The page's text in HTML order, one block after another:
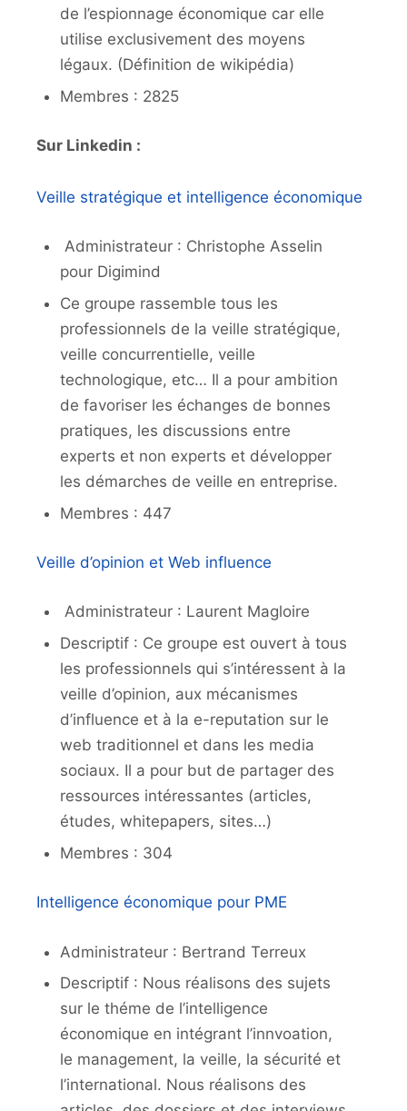
de l’espionnage économique car elle
utilise exclusivement des moyens
légaux. (Définition de wikipédia)
Membres : 2825
Sur Linkedin :
Veille stratégique et intelligence économique
Administrateur : Christophe Asselin
pour Digimind
Ce groupe rassemble tous les
professionnels de la veille stratégique,
veille concurrentielle, veille
technologique, etc… Il a pour ambition
de favoriser les échanges de bonnes
pratiques, les discussions entre
experts et non experts et développer
les démarches de veille en entreprise.
Membres : 447
Veille d’opinion et Web influence
Administrateur : Laurent Magloire
Descriptif : Ce groupe est ouvert à tous
les professionnels qui s’intéressent à la
veille d’opinion, aux mécanismes
d’influence et à la e-reputation sur le
web traditionnel et dans les media
sociaux. Il a pour but de partager des
ressources intéressantes (articles,
études, whitepapers, sites…)
Membres : 304
Intelligence économique pour PME
Administrateur : Bertrand Terreux
Descriptif : Nous réalisons des sujets
sur le théme de l’intelligence
économique en intégrant l’innvoation,
le management, la veille, la sécurité et
l’international. Nous réalisons des